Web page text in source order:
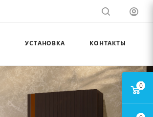
УСТАНОВКА КОНТАКТЫ
0